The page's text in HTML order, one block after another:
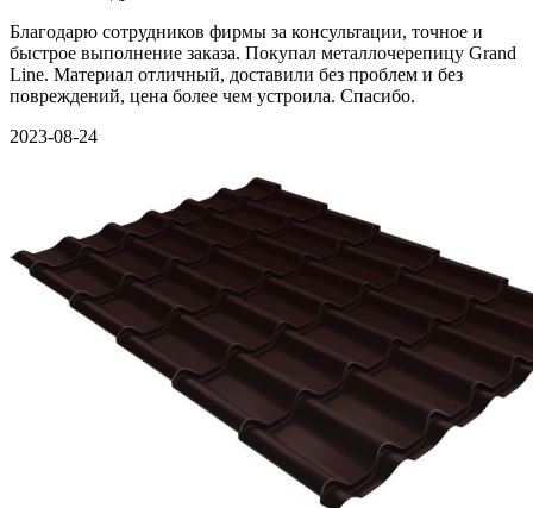
Благодарю сотрудников фирмы за консультации, точное и
быстрое выполнение заказа. Покупал металлочерепицу Grand
Line. Материал отличный, доставили без проблем и без
повреждений, цена более чем устроила. Спасибо.
2023-08-24